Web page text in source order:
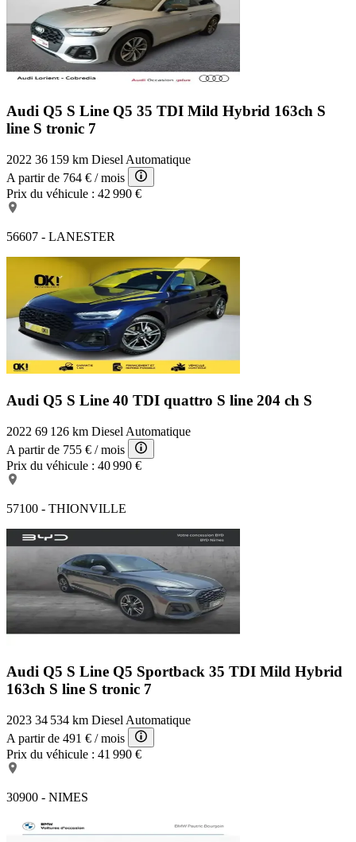
Audi Q5 S Line Q5 35 TDI Mild Hybrid 163ch S
line S tronic 7
2022 36 159 km Diesel Automatique
A partir de 764 € / mois
Prix du véhicule : 42 990 €
56607 - LANESTER
Audi Q5 S Line 40 TDI quattro S line 204 ch S
2022 69 126 km Diesel Automatique
A partir de 755 € / mois
Prix du véhicule : 40 990 €
57100 - THIONVILLE
Audi Q5 S Line Q5 Sportback 35 TDI Mild Hybrid
163ch S line S tronic 7
2023 34 534 km Diesel Automatique
A partir de 491 € / mois
Prix du véhicule : 41 990 €
30900 - NIMES